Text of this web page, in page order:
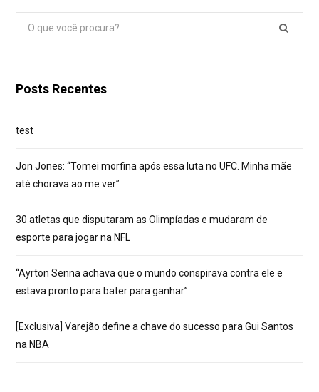
Pesquisar
por:
Posts Recentes
test
Jon Jones: “Tomei morfina após essa luta no UFC. Minha mãe
até chorava ao me ver”
30 atletas que disputaram as Olimpíadas e mudaram de
esporte para jogar na NFL
“Ayrton Senna achava que o mundo conspirava contra ele e
estava pronto para bater para ganhar”
[Exclusiva] Varejão define a chave do sucesso para Gui Santos
na NBA